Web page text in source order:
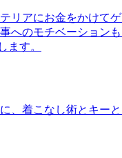
リアにお金をかけて
へのモチベーション
ます。
、着こなし術とキー